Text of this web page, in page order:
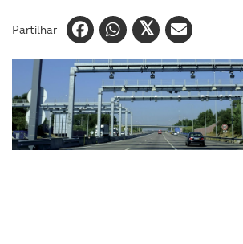
Partilhar